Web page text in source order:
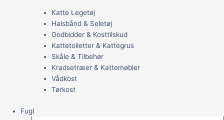
Katte Legetøj
Halsbånd & Seletøj
Godbidder & Kosttilskud
Kattetoiletter & Kattegrus
Skåle & Tilbehør
Kradsetræer & Kattemøbler
Vådkost
Tørkost
Fugl